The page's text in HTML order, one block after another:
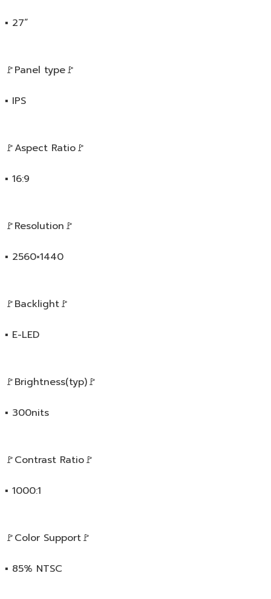
▪️ 27”
🚩Panel type🚩
▪️ IPS
🚩Aspect Ratio🚩
▪️ 16:9
🚩Resolution🚩
▪️ 2560×1440
🚩Backlight🚩
▪️ E-LED
🚩Brightness(typ)🚩
▪️ 300nits
🚩Contrast Ratio🚩
▪️ 1000:1
🚩Color Support🚩
▪️ 85% NTSC